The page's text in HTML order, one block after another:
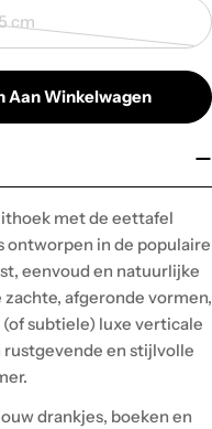
cm
Eettafel - Kimberly
Voor Eettafel -
Aan Winkelwagen
met de eettafel
ontworpen in de populaire
eenvoud en natuurlijke
afgeronde vormen,
subtiele) luxe verticale
en stijlvolle
drankjes, boeken en